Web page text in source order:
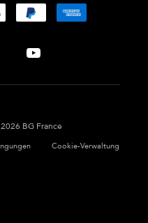
BG France
Cookie-Verwaltung